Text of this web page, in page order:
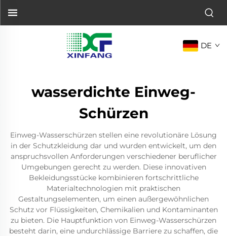
DE
wasserdichte Einweg-
Schürzen
Einweg-Wasserschürzen stellen eine revolutionäre Lösung
in der Schutzkleidung dar und wurden entwickelt, um den
anspruchsvollen Anforderungen verschiedener beruflicher
Umgebungen gerecht zu werden. Diese innovativen
Bekleidungsstücke kombinieren fortschrittliche
Materialtechnologien mit praktischen
Gestaltungselementen, um einen außergewöhnlichen
Schutz vor Flüssigkeiten, Chemikalien und Kontaminanten
zu bieten. Die Hauptfunktion von Einweg-Wasserschürzen
besteht darin, eine undurchlässige Barriere zu schaffen, die